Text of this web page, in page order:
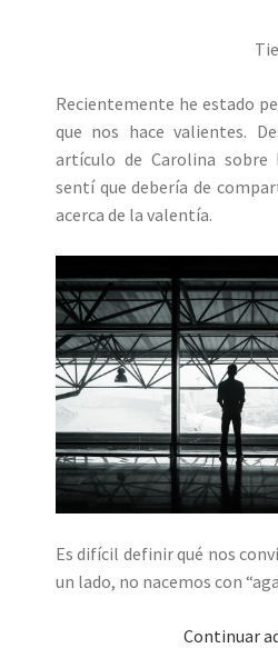
Recientemente he estado
que nos hace valientes.
artículo de Carolina sobre
sentí que debería de
acerca de la valentía.
Es difícil definir qué nos
un lado, no nacemos con
Continuar